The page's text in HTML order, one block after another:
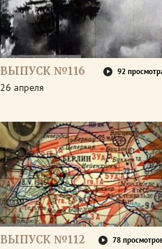
ВЫПУСК №116 92
26 апреля
ВЫПУСК №112 78